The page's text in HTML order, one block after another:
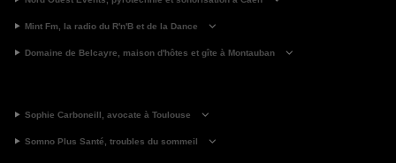
Mint Fm, la radio du R'n'B et de la Dance
Domaine de Belcayre, maison d'hôtes et gîte à Montauban
Sophie Carboneill, avocate à Toulouse
Somno Plus Santé, troubles du sommeil